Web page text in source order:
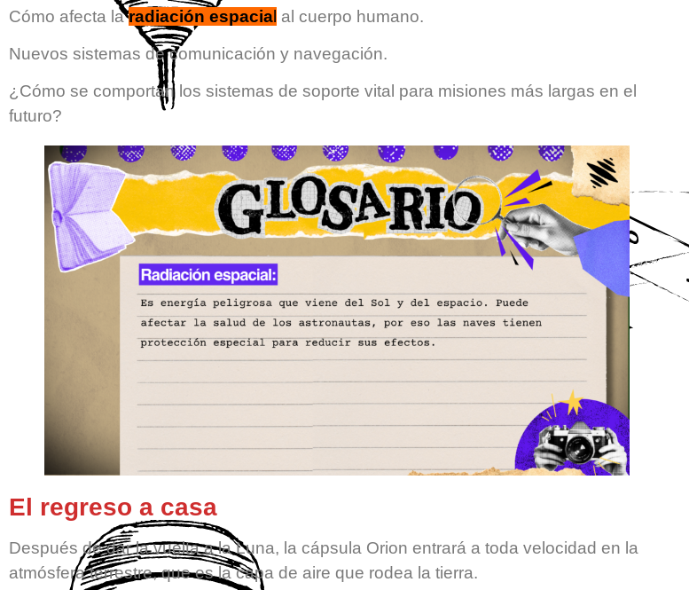
Cómo afecta laradiación espacial al cuerpo humano.
Nuevos sistemas de comunicación y navegación.
¿Cómo se comportan los sistemas de soporte vital para misiones más largas en el
futuro?
El regreso a casa
Después de dar la vuelta a la Luna, la cápsula Orion entrará a toda velocidad en la
atmósfera terrestre, que es la capa de aire que rodea la tierra.